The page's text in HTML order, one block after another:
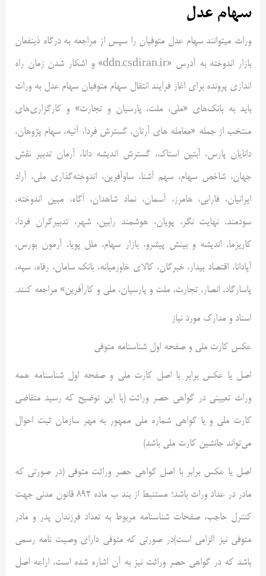
سهام عدل
وراث میتوانند سهام عدل متوفیان را سپس از مراجعه به درگاه ذینفعان
بازار اندوخته به آدرس «ddn.csdiran.ir» و اشکار شدن زمان راه
اندازی پرونده برای اغاز فرایند انتقال سهام متوفیان سهام عدل به وراث
باید به بانک‌های «ملی، ملت، پارسیان و تجارت» و کارگزاری‌های
منتخب از جمله «معامله های آرتان، گسترش فردا، آتیه، سهام پژوهان،
دانایان پارس، آبتین استاک، گسترش اندیشه دانا، آرمان تدبیر نقش
جهان، شاخص سهام، سهم آشنا، ساوآفرین، اندوخته‌گذاری ملی، آراد
ایرانیان، فارابی، هامرز، آسمان، نماد شاهدان، آگاه، مبین اندوخته،
سودمند، نهایت نگر، پویان، هوشمند رابین، شهر، تدبیرگران فردا،
کاریزما، اندیشه و بینش پیشرو، بازار سهام، ملل پویا، آرمون بورس،
آپادانا، اقتصاد بیدار، خبرگان، کالای خاورمیانه، بانک سامان، رفاه، سپه،
پاسارگاد، انصار، تجارت، ملت و پارسیان، ملی و کارآفرین» مراجعه کنند.
اسناد و مدارک مورد نیاز
عکس کارت ملی و صفحه اول شناسنامه متوفی
اصل یا عکس برابر با اصل کارت ملی و صفحه اول شناسنامه همه
وراث تعیینی در گواهی حصر وراثت (با این توضیح که رسید متقاضی
کارت ملی و یا گواهی شماره ملی ممهور به مهر سازمان ثبت احوال
می‌تواند جانشین کارت ملی باشد)
اصل یا عکس برابر با اصل گواهی حصر وراثت متوفی (در صورتی که
مادر در عداد وراث باشد؛ مستنبط از بند ب ماده ۸۹۲ قانون مدنی جهت
کنترل حاجب، صفحات شناسنامه مربوط به تعداد فرزندان پدر و مادر
متوفی نیز الزامی است)در صورتی که متوفی دارای وصیت نامه رسمی
باشد که در گواهی حصر وراثت نیز به آن اشاره شده است، اراعه اصل